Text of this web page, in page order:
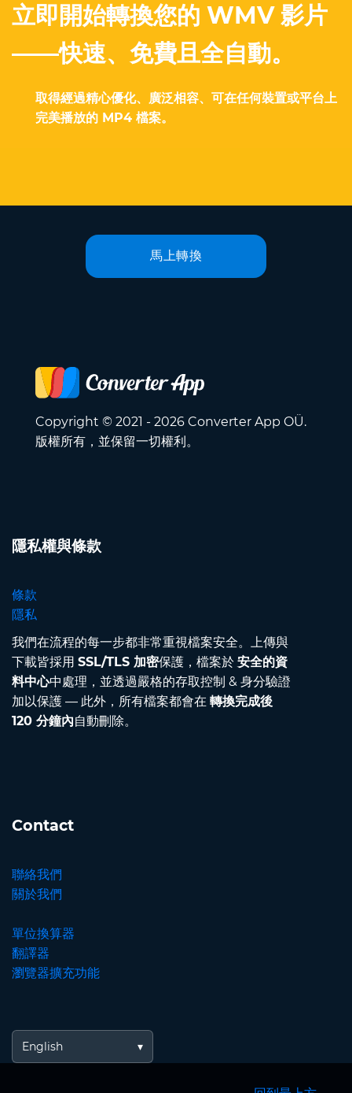
立即開始轉換您的 WMV 影片
——快速、免費且全自動。
取得經過精心優化、廣泛相容、可在任何裝置或平台上
完美播放的 MP4 檔案。
馬上轉換
Copyright © 2021 - 2026 Converter App OÜ.
版權所有，並保留一切權利。
隱私權與條款
條款
隱私
我們在流程的每一步都非常重視檔案安全。上傳與
下載皆採用 SSL/TLS 加密保護，檔案於 安全的資
料中心中處理，並透過嚴格的存取控制 & 身分驗證
加以保護 — 此外，所有檔案都會在 轉換完成後
120 分鐘內自動刪除。
Contact
聯絡我們
關於我們
單位換算器
翻譯器
瀏覽器擴充功能
English